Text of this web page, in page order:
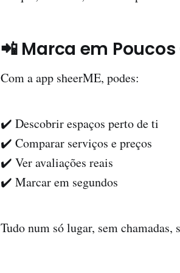
📲 Marca em
Com a app sheerME, podes:
✔️ Descobrir espaços perto de ti
✔️ Comparar serviços e preços
✔️ Ver avaliações reais
✔️ Marcar em segundos
Tudo num só lugar, sem